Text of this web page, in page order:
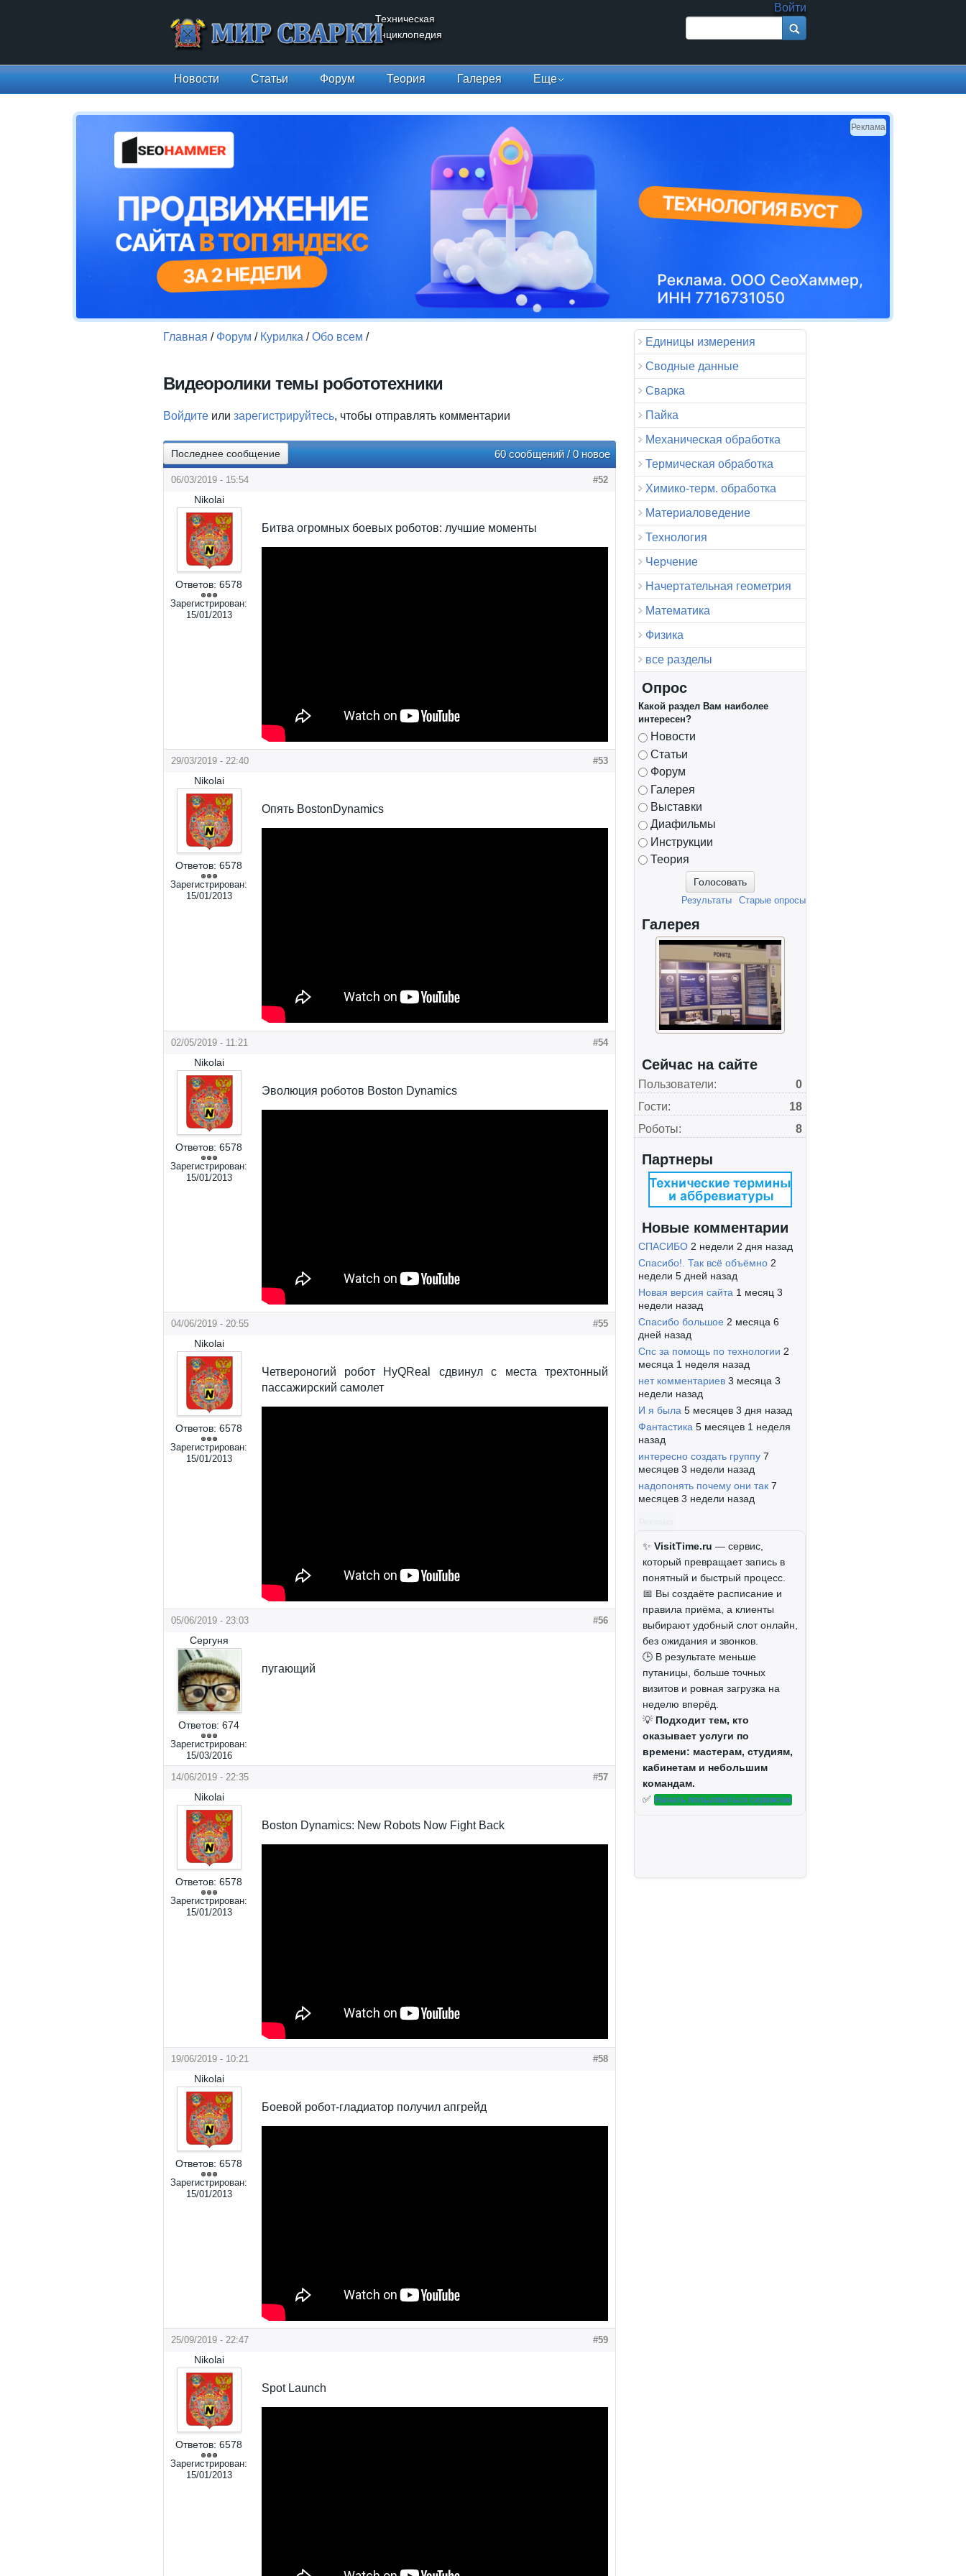
Техническая
энциклопедия
Войти
Форма поиска
Новости Статьи Форум Теория Галерея Еще
Реклама
Главная / Форум / Курилка /Обо всем /
Видеоролики темы робототехники
Войдите или зарегистрируйтесь, чтобы отправлять комментарии
Последнее сообщение 60 сообщений / 0 новое
06/03/2019 - 15:54 #52
Nikolai
Ответов: 6578
Зарегистрирован:
15/01/2013
Битва огромных боевых роботов: лучшие моменты
29/03/2019 - 22:40 #53
Nikolai
Ответов: 6578
Зарегистрирован:
15/01/2013
Опять BostonDynamics
02/05/2019 - 11:21 #54
Nikolai
Ответов: 6578
Зарегистрирован:
15/01/2013
Эволюция роботов Boston Dynamics
04/06/2019 - 20:55 #55
Nikolai
Ответов: 6578
Зарегистрирован:
15/01/2013
Четвероногий робот HyQReal сдвинул с места трехтонный
пассажирский самолет
05/06/2019 - 23:03 #56
Сергуня
Ответов: 674
Зарегистрирован:
15/03/2016
пугающий
14/06/2019 - 22:35 #57
Nikolai
Ответов: 6578
Зарегистрирован:
15/01/2013
Boston Dynamics: New Robots Now Fight Back
19/06/2019 - 10:21 #58
Nikolai
Ответов: 6578
Зарегистрирован:
15/01/2013
Боевой робот-гладиатор получил апгрейд
25/09/2019 - 22:47 #59
Nikolai
Ответов: 6578
Зарегистрирован:
15/01/2013
Spot Launch
Единицы измерения
Сводные данные
Сварка
Пайка
Механическая обработка
Термическая обработка
Химико-терм. обработка
Материаловедение
Технология
Черчение
Начертательная геометрия
Математика
Физика
все разделы
Опрос
Какой раздел Вам наиболее
интересен?
Варианты
Новости
Статьи
Форум
Галерея
Выставки
Диафильмы
Инструкции
Теория
Старые опросы
Результаты
Галерея
Сейчас на сайте
Пользователи:
0
Гости:
18
Роботы:
8
Партнеры
Новые комментарии
СПАСИБО 2 недели 2 дня назад
Спасибо!. Так всё объёмно 2
недели 5 дней назад
Новая версия сайта 1 месяц 3
недели назад
Спасибо большое 2 месяца 6
дней назад
Спс за помощь по технологии 2
месяца 1 неделя назад
нет комментариев 3 месяца 3
недели назад
И я была 5 месяцев 3 дня назад
Фантастика 5 месяцев 1 неделя
назад
интересно создать группу 7
месяцев 3 недели назад
надопонять почему они так 7
месяцев 3 недели назад
✨ VisitTime.ru — сервис,
который превращает запись в
понятный и быстрый процесс.
📅 Вы создаёте расписание и
правила приёма, а клиенты
выбирают удобный слот онлайн,
без ожидания и звонков.
🕒 В результате меньше
путаницы, больше точных
визитов и ровная загрузка на
неделю вперёд.
💡 Подходит тем, кто
оказывает услуги по
времени: мастерам, студиям,
кабинетам и небольшим
командам.
✅ Начать пользоваться сервисом